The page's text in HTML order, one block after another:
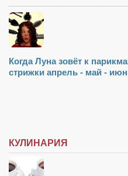
Когда Луна зовёт к
стрижки апрель - май -
КУЛИНАРИЯ